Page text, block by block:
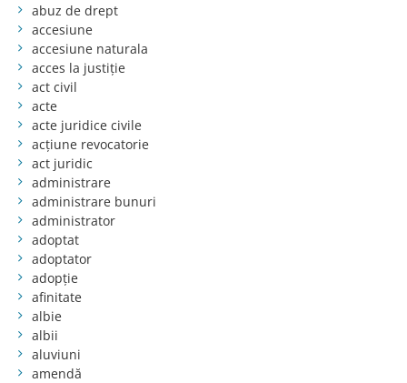
abuz de drept
accesiune
accesiune naturala
acces la justiție
act civil
acte
acte juridice civile
acțiune revocatorie
act juridic
administrare
administrare bunuri
administrator
adoptat
adoptator
adopție
afinitate
albie
albii
aluviuni
amendă